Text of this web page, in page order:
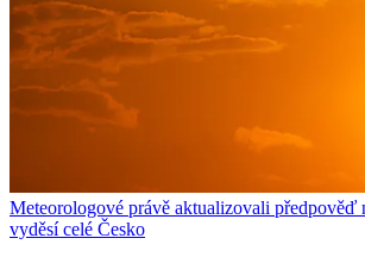
Meteorologové právě aktualizovali předpověď
vyděsí celé Česko